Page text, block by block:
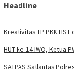
Headline
Kreativitas TP PKK HST
HUT ke-14 IWO, Ketua
SATPAS Satlantas